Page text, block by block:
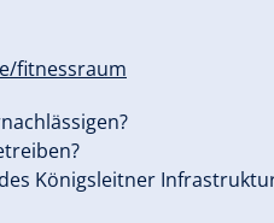
fitnessraum
Königsleitner